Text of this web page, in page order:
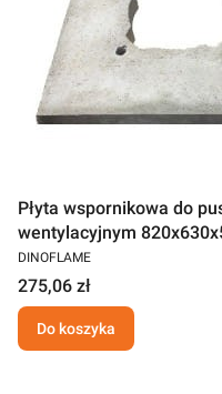
Płyta wspornikowa do
wentylacyjnym
DINOFLAME
275,06 zł
Do koszyka